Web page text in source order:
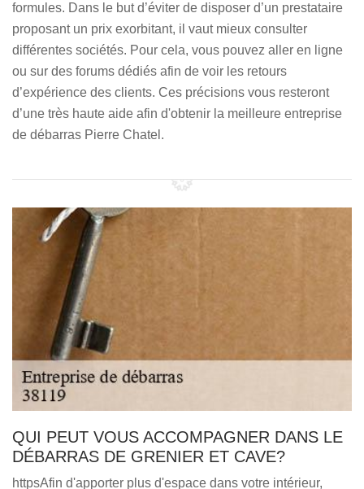
formules. Dans le but d’éviter de disposer d’un prestataire
proposant un prix exorbitant, il vaut mieux consulter
différentes sociétés. Pour cela, vous pouvez aller en ligne
ou sur des forums dédiés afin de voir les retours
d’expérience des clients. Ces précisions vous resteront
d’une très haute aide afin d'obtenir la meilleure entreprise
de débarras Pierre Chatel.
QUI PEUT VOUS ACCOMPAGNER DANS LE
DÉBARRAS DE GRENIER ET CAVE?
httpsAfin d'apporter plus d'espace dans votre intérieur,